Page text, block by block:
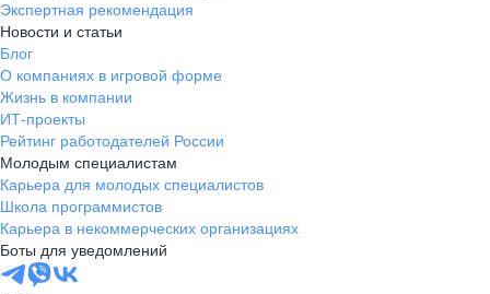
Экспертная рекомендация
Новости и статьи
Блог
О компаниях в игровой форме
Жизнь в компании
ИТ-проекты
Рейтинг работодателей России
Молодым специалистам
Карьера для молодых специалистов
Школа программистов
Карьера в некоммерческих организациях
Боты для уведомлений